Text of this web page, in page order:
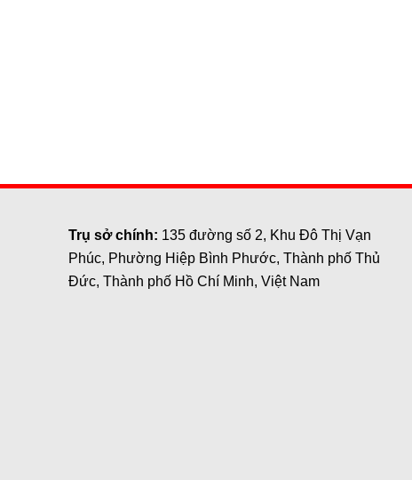
Trụ sở chính: 135 đường số 2, Khu Đô Thị Vạn
Phúc, Phường Hiệp Bình Phước, Thành phố Thủ
Đức, Thành phố Hồ Chí Minh, Việt Nam